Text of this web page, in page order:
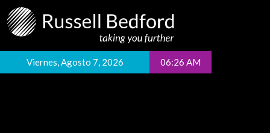
Viernes, Agosto 7, 2026 06:26 AM